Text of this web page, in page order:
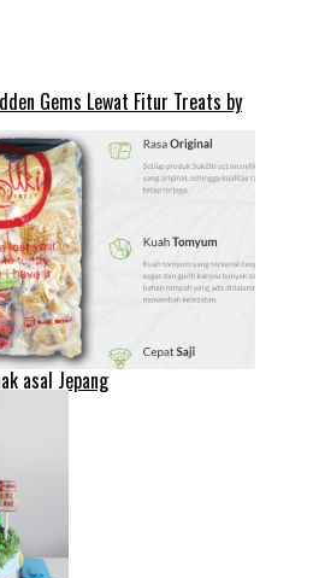
Gems Lewat Fitur Treats by
asal Jepang